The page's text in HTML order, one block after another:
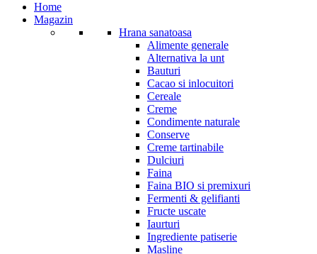
Home
Magazin
Hrana sanatoasa
Alimente generale
Alternativa la unt
Bauturi
Cacao si inlocuitori
Cereale
Creme
Condimente naturale
Conserve
Creme tartinabile
Dulciuri
Faina
Faina BIO si premixuri
Fermenti & gelifianti
Fructe uscate
Iaurturi
Ingrediente patiserie
Masline